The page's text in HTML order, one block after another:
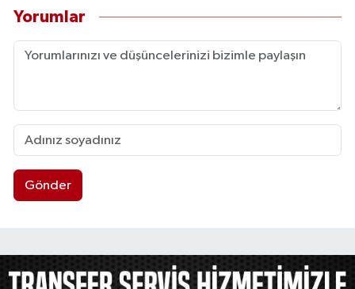
Yorumlar
Gönder